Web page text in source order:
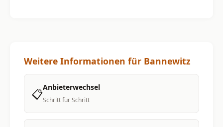
Weitere Informationen für Bannewitz
📋Anbieterwechsel
Schritt für Schritt